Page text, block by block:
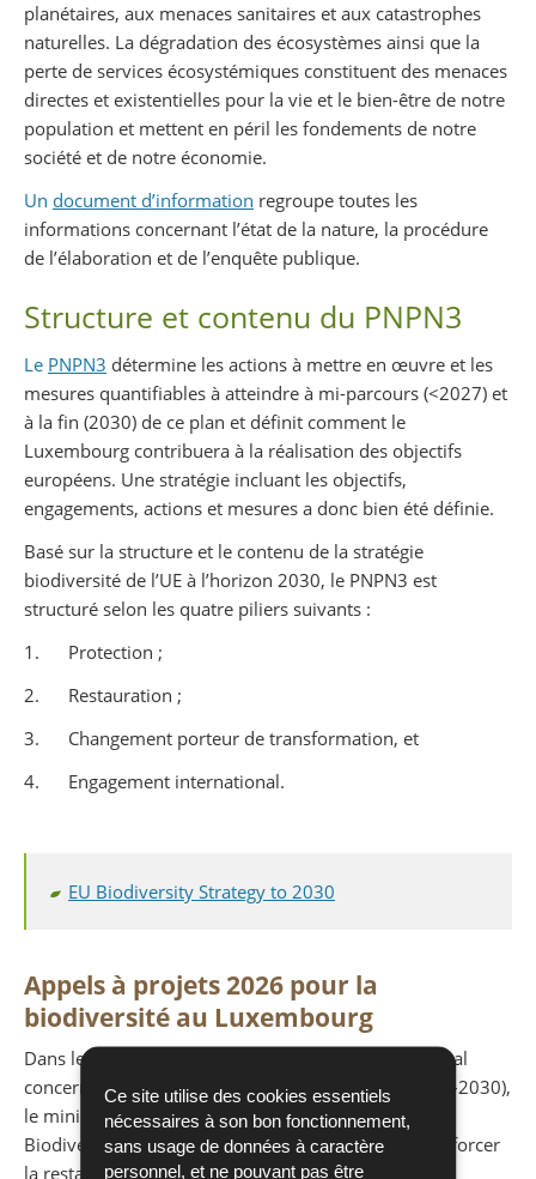
Ce site utilise des cookies essentiels
nécessaires à son bon fonctionnement,
sans usage de données à caractère
personnel, et ne pouvant pas être
planétaires, aux menaces sanitaires et aux catastrophes
naturelles. La dégradation des écosystèmes ainsi que la
perte de services écosystémiques constituent des menaces
directes et existentielles pour la vie et le bien-être de notre
population et mettent en péril les fondements de notre
société et de notre économie.
Un document d’information regroupe toutes les
informations concernant l’état de la nature, la procédure
de l’élaboration et de l’enquête publique.
Structure et contenu du PNPN3
Le PNPN3 détermine les actions à mettre en œuvre et les
mesures quantifiables à atteindre à mi-parcours (<2027) et
à la fin (2030) de ce plan et définit comment le
Luxembourg contribuera à la réalisation des objectifs
européens. Une stratégie incluant les objectifs,
engagements, actions et mesures a donc bien été définie.
Basé sur la structure et le contenu de la stratégie
biodiversité de l’UE à l’horizon 2030, le PNPN3 est
structuré selon les quatre piliers suivants :
1. Protection ;
2. Restauration ;
3. Changement porteur de transformation, et
4. Engagement international.
EU Biodiversity Strategy to 2030
Appels à projets 2026 pour la
biodiversité au Luxembourg
Dans le cadre de la mise en œuvre du 3ᵉ Plan national
concernant la Protection de la Nature (PNPN3, 2023‑2030),
le ministère de l’Environnement, du Climat et de la
Biodiversité lance deux appels à projets visant à renforcer
la restauration des écosystèmes et la biodiversité au